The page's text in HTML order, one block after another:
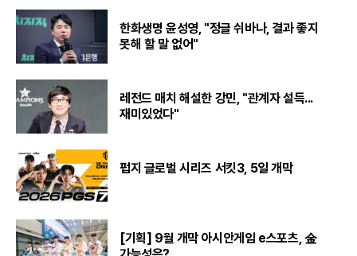
한화생명 윤성영, "정글 쉬바나, 결과 좋지
못해 할 말 없어"
레전드 매치 해설한 강민, "관계자 설득...
재미있었다"
펍지 글로벌 시리즈 서킷3, 5일 개막
[기획] 9월 개막 아시안게임 e스포츠, 金